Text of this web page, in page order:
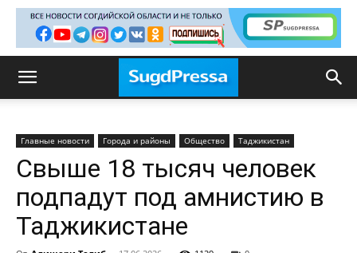
Главные новости Города и районы Общество Таджикистан
Свыше 18 тысяч человек
подпадут под амнистию в
Таджикистане